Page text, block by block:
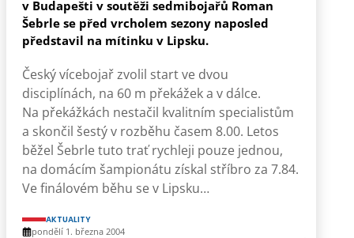
v Budapešti v soutěži sedmibojařů Roman
Šebrle se před vrcholem sezony naposled
představil na mítinku v Lipsku.
Český vícebojař zvolil start ve dvou
disciplínách, na 60 m překážek a v dálce.
Na překážkách nestačil kvalitním specialistům
a skončil šestý v rozběhu časem 8.00. Letos
běžel Šebrle tuto trať rychleji pouze jednou,
na domácím šampionátu získal stříbro za 7.84.
Ve finálovém běhu se v Lipsku…
AKTUALITY
pondělí 1. března 2004